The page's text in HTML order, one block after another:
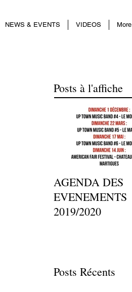
NEWS & EVENTS VIDEOS More
Posts à l'affiche
AGENDA DES
EVENEMENTS
2019/2020
Posts Récents